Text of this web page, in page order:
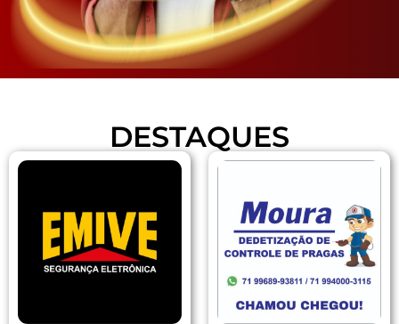
DESTAQUES